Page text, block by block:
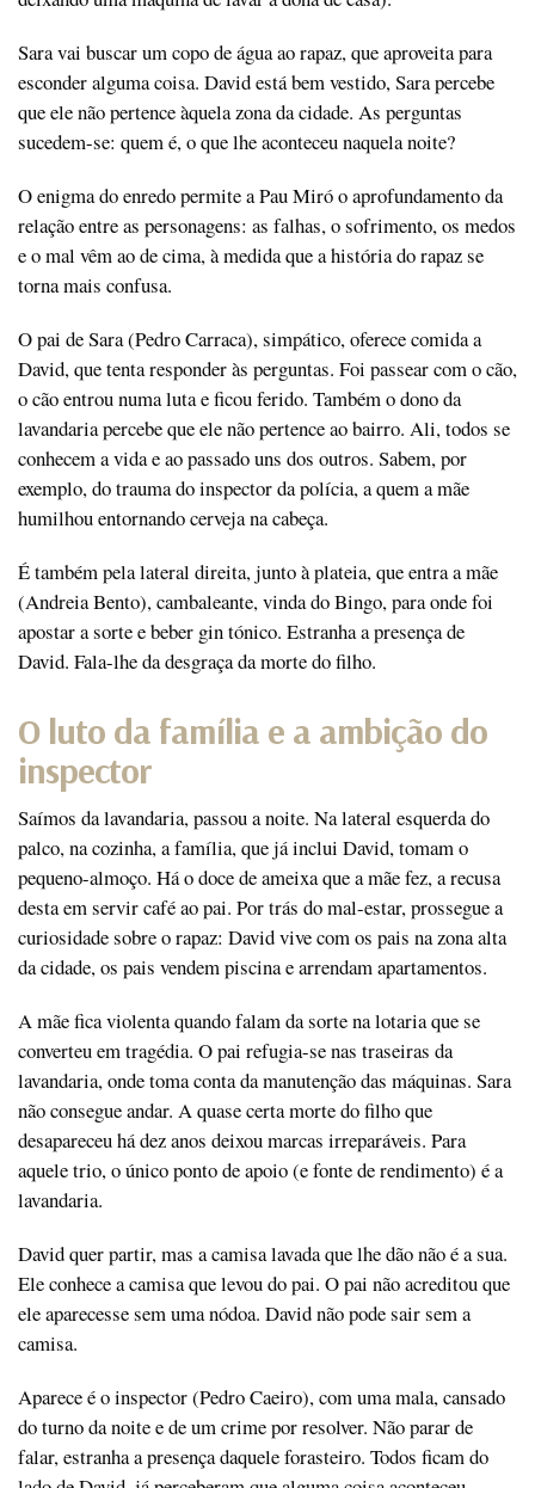
Sara vai buscar um copo de água ao rapaz, que aproveita para
esconder alguma coisa. David está bem vestido, Sara percebe
que ele não pertence àquela zona da cidade. As perguntas
sucedem-se: quem é, o que lhe aconteceu naquela noite?
O enigma do enredo permite a Pau Miró o aprofundamento da
relação entre as personagens: as falhas, o sofrimento, os medos
e o mal vêm ao de cima, à medida que a história do rapaz se
torna mais confusa.
O pai de Sara (Pedro Carraca), simpático, oferece comida a
David, que tenta responder às perguntas. Foi passear com o cão,
o cão entrou numa luta e ficou ferido. Também o dono da
lavandaria percebe que ele não pertence ao bairro. Ali, todos se
conhecem a vida e ao passado uns dos outros. Sabem, por
exemplo, do trauma do inspector da polícia, a quem a mãe
humilhou entornando cerveja na cabeça.
É também pela lateral direita, junto à plateia, que entra a mãe
(Andreia Bento), cambaleante, vinda do Bingo, para onde foi
apostar a sorte e beber gin tónico. Estranha a presença de
David. Fala-lhe da desgraça da morte do filho.
O luto da família e a ambição do
inspector
Saímos da lavandaria, passou a noite. Na lateral esquerda do
palco, na cozinha, a família, que já inclui David, tomam o
pequeno-almoço. Há o doce de ameixa que a mãe fez, a recusa
desta em servir café ao pai. Por trás do mal-estar, prossegue a
curiosidade sobre o rapaz: David vive com os pais na zona alta
da cidade, os pais vendem piscina e arrendam apartamentos.
A mãe fica violenta quando falam da sorte na lotaria que se
converteu em tragédia. O pai refugia-se nas traseiras da
lavandaria, onde toma conta da manutenção das máquinas. Sara
não consegue andar. A quase certa morte do filho que
desapareceu há dez anos deixou marcas irreparáveis. Para
aquele trio, o único ponto de apoio (e fonte de rendimento) é a
lavandaria.
David quer partir, mas a camisa lavada que lhe dão não é a sua.
Ele conhece a camisa que levou do pai. O pai não acreditou que
ele aparecesse sem uma nódoa. David não pode sair sem a
camisa.
Aparece é o inspector (Pedro Caeiro), com uma mala, cansado
do turno da noite e de um crime por resolver. Não parar de
falar, estranha a presença daquele forasteiro. Todos ficam do